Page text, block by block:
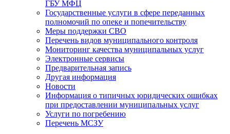
ГБУ МФЦ
Государственные услуги в сфере переданных
полномочий по опеке и попечительству
Меры поддержки СВО
Перечень видов муниципального контроля
Мониторинг качества муниципальных услуг
Электронные сервисы
Предварительная запись
Другая информация
Новости
Информация о типичных юридических ошибках
при предоставлении муниципальных услуг
Услуги по погребению
Перечень МСЗУ